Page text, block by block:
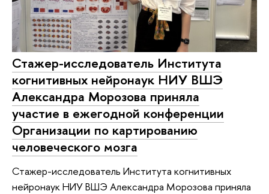
Стажер-исследователь Института
когнитивных нейронаук НИУ ВШЭ
Александра Морозова приняла
участие в ежегодной конференции
Организации по картированию
человеческого мозга
Стажер-исследователь Института когнитивных
нейронаук НИУ ВШЭ Александра Морозова приняла